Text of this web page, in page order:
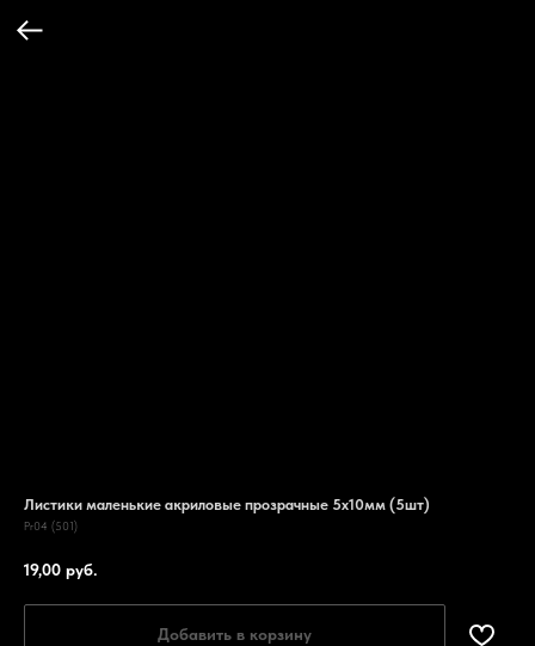
Листики маленькие акриловые прозрачные 5х10мм (5шт)
Pr04 (501)
19,00 руб.
Добавить в корзину